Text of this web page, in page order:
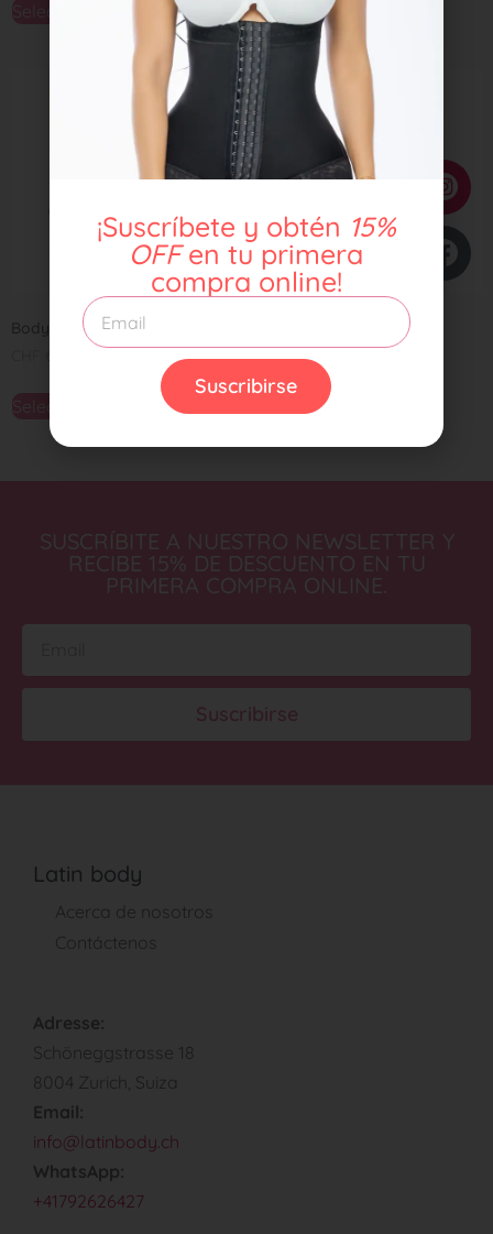
Seleccionar opciones Añadir al carrito
Body KUYN Ref. 2028
Seleccionar opciones
Body KUYN Ref. 2004
CHF55,00
Seleccionar opciones
SUSCRÍBITE A NUESTRO NEWSLETTER Y
RECIBE 15% DE DESCUENTO EN TU
PRIMERA COMPRA ONLINE.
Suscribirse
Latin body
Acerca de nosotros
Contáctenos
Adresse:
Schöneggstrasse 18
8004 Zurich, Suiza
Email:
info@latinbody.ch
WhatsApp:
+41792626427
¡Suscríbete y obtén 15%
OFF en tu primera
compra online!
Suscribirse